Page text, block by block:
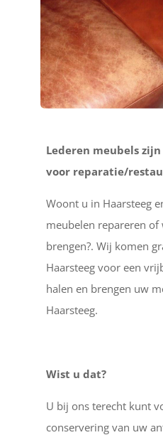
Lederen meubels
voor reparatie/
Woont u in Haarsteeg
meubelen repareren
brengen?. Wij komen
Haarsteeg voor een
halen en brengen uw
Haarsteeg.
Wist u dat?
U bij ons terecht kunt
conservering van uw